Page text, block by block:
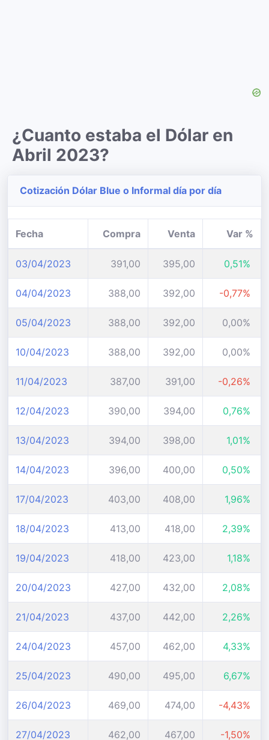
¿Cuanto estaba el Dólar en
Abril 2023?
Cotización Dólar Blue o Informal día por día
Fecha Compra Venta Var %
03/04/2023 391,00 395,00 0,51%
04/04/2023 388,00 392,00 -0,77%
05/04/2023 388,00 392,00 0,00%
10/04/2023 388,00 392,00 0,00%
11/04/2023 387,00 391,00 -0,26%
12/04/2023 390,00 394,00 0,76%
13/04/2023 394,00 398,00 1,01%
14/04/2023 396,00 400,00 0,50%
17/04/2023 403,00 408,00 1,96%
18/04/2023 413,00 418,00 2,39%
19/04/2023 418,00 423,00 1,18%
20/04/2023 427,00 432,00 2,08%
21/04/2023 437,00 442,00 2,26%
24/04/2023 457,00 462,00 4,33%
25/04/2023 490,00 495,00 6,67%
26/04/2023 469,00 474,00 -4,43%
27/04/2023 462,00 467,00 -1,50%